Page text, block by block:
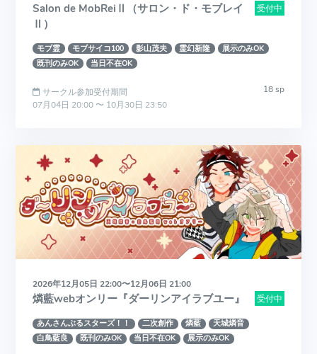
受付中
Salon de MobReiⅡ（サロン・ド・モブレイ
Ⅱ）
モブ霊 モブサイコ100 影山茂夫 霊幻新隆
展示のみOK
既刊のみOK
当日不在OK
18 sp
サークル参加受付期間
07月04日 20:00 〜 10月30日 23:50
2026年12月05日 22:00〜12月06日 21:00
受付中
燐藍webオンリー『ダーリンアイラブユー』
あんさんぶるスターズ！！ 二次創作 燐藍
天城燐音
白鳥藍良
既刊のみOK 当日不在OK 展示のみOK